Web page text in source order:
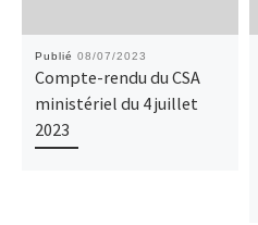
Publié 08/07/2023
Compte-rendu du CSA
ministériel du 4 juillet
2023